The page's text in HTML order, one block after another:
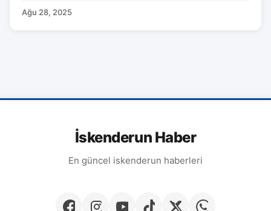
Ağu 28, 2025
İskenderun Haber
En güncel iskenderun haberleri